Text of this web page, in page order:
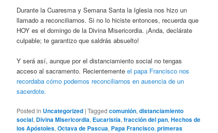
Durante la Cuaresma y Semana Santa la Iglesia nos hizo un
llamado a reconciliarnos. Si no lo hiciste entonces, recuerda que
HOY es el domingo de la Divina Misericordia. ¡Anda, declárate
culpable; te garantizo que saldrás absuelto!
Y será así, aunque por el distanciamiento social no tengas
acceso al sacramento. Recientementeel papa Francisco nos
recordaba cómo podemos reconciliarnos en ausencia de un
sacerdote.
Posted in Uncategorized |Tagged comunión,distanciamiento
social, Divina Misericordia, Eucaristía,fracción del pan,Hechos de
los Apóstoles,Octava de Pascua, Papa Francisco,primeras